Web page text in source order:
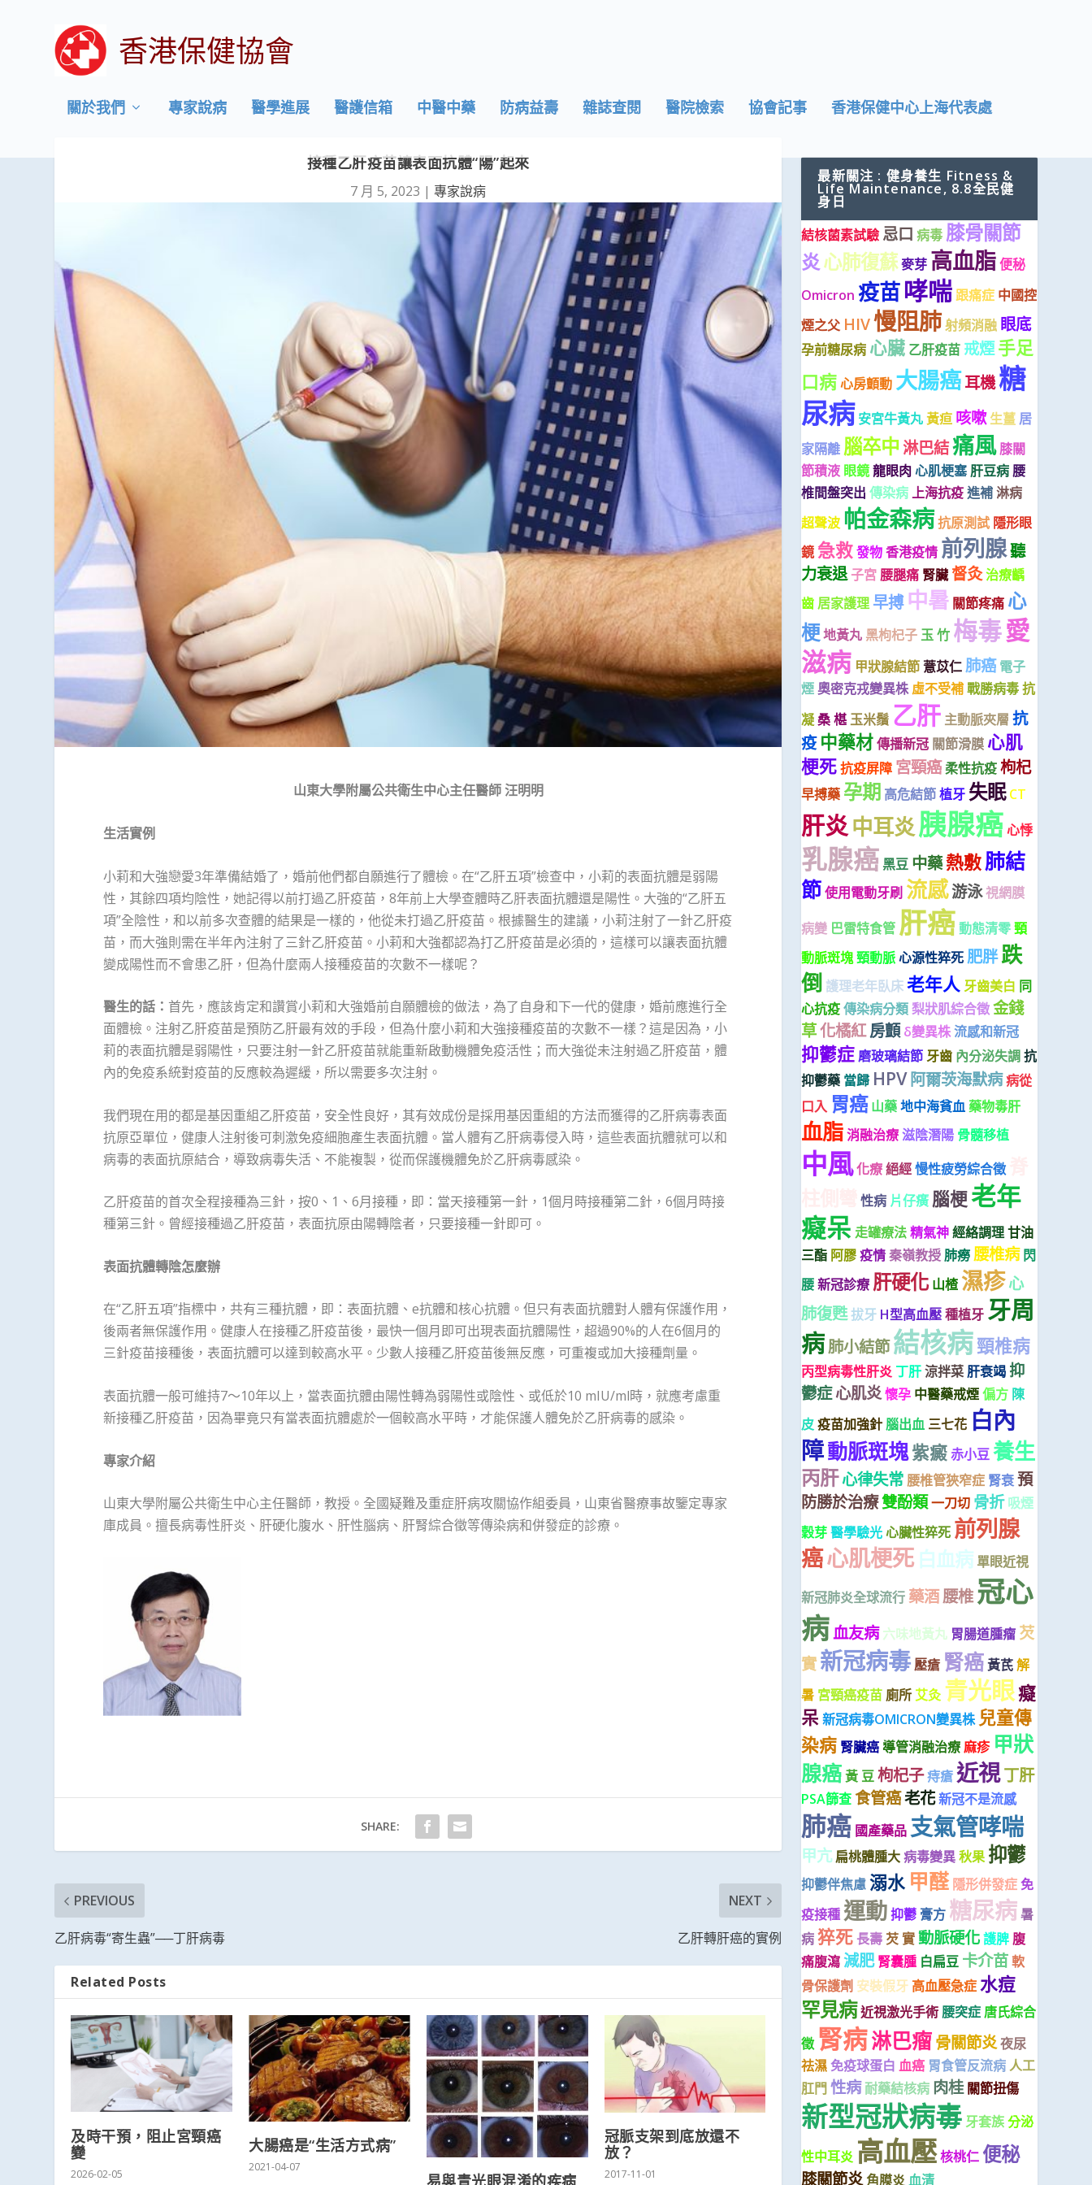
香港保健協會
關於我們 專家說病 醫學進展 醫護信箱 中醫中藥 防病益壽 雜誌查閱 醫院檢索 協會記事 香港保健中心上海代表處
接種乙肝疫苗讓表面抗體“陽”起來
7 月 5, 2023 |專家說病
山東大學附屬公共衛生中心主任醫師 汪明明
生活實例
小莉和大強戀愛3年準備結婚了，婚前他們都自願進行了體檢。在“乙肝五項”檢查中，小莉的表面抗體是弱陽
性，其餘四項均陰性，她記得以前打過乙肝疫苗，8年前上大學查體時乙肝表面抗體還是陽性。大強的“乙肝五
項”全陰性，和以前多次查體的結果是一樣的，他從未打過乙肝疫苗。根據醫生的建議，小莉注射了一針乙肝疫
苗，而大強則需在半年內注射了三針乙肝疫苗。小莉和大強都認為打乙肝疫苗是必須的，這樣可以讓表面抗體
變成陽性而不會患乙肝，但為什麼兩人接種疫苗的次數不一樣呢？
醫生的話： 首先，應該肯定和讚賞小莉和大強婚前自願體檢的做法，為了自身和下一代的健康，婚前應進行全
面體檢。注射乙肝疫苗是預防乙肝最有效的手段，但為什麼小莉和大強接種疫苗的次數不一樣？這是因為，小
莉的表面抗體是弱陽性，只要注射一針乙肝疫苗就能重新啟動機體免疫活性；而大強從未注射過乙肝疫苗，體
內的免疫系統對疫苗的反應較為遲緩，所以需要多次注射。
我們現在用的都是基因重組乙肝疫苗，安全性良好，其有效成份是採用基因重組的方法而獲得的乙肝病毒表面
抗原亞單位，健康人注射後可刺激免疫細胞產生表面抗體。當人體有乙肝病毒侵入時，這些表面抗體就可以和
病毒的表面抗原結合，導致病毒失活、不能複製，從而保護機體免於乙肝病毒感染。
乙肝疫苗的首次全程接種為三針，按0、1、6月接種，即：當天接種第一針，1個月時接種第二針，6個月時接
種第三針。曾經接種過乙肝疫苗，表面抗原由陽轉陰者，只要接種一針即可。
表面抗體轉陰怎麼辦
在“乙肝五項”指標中，共有三種抗體，即：表面抗體、e抗體和核心抗體。但只有表面抗體對人體有保護作用，
後兩者無保護作用。健康人在接種乙肝疫苗後，最快一個月即可出現表面抗體陽性，超過90%的人在6個月的
三針疫苗接種後，表面抗體可以達到較高水平。少數人接種乙肝疫苗後無反應，可重複或加大接種劑量。
表面抗體一般可維持7～10年以上，當表面抗體由陽性轉為弱陽性或陰性、或低於10 mIU/ml時，就應考慮重
新接種乙肝疫苗，因為畢竟只有當表面抗體處於一個較高水平時，才能保護人體免於乙肝病毒的感染。
專家介紹
山東大學附屬公共衛生中心主任醫師，教授。全國疑難及重症肝病攻關協作組委員，山東省醫療事故鑒定專家
庫成員。擅長病毒性肝炎、肝硬化腹水、肝性腦病、肝腎綜合徵等傳染病和併發症的診療。
SHARE:
PREVIOUS
乙肝病毒“寄生蟲”──丁肝病毒
NEXT
乙肝轉肝癌的實例
Related Posts
及時干預，阻止宮頸癌
變
2026-02-05
大腸癌是“生活方式病”
2021-04-07
冠脈支架到底放還不
放？
2017-11-01
最新關注 : 健身養生 Fitness &
Life Maintenance, 8.8全民健
身日
結核菌素試驗 忌口 病毒 膝骨關節
炎心肺復蘇麥芽 高血脂便秘
Omicron 疫苗哮喘跟痛症 中國控
煙之父 HIV慢阻肺射頻消融 眼底
孕前糖尿病 心臟 乙肝疫苗 戒煙手足
口病心房顫動 大腸癌耳機糖
尿病 安宮牛黃丸黃疸 咳嗽 生薑 居
家隔離 腦卒中淋巴結痛風 膝關
節積液 眼鏡龍眼肉心肌梗塞 肝豆病腰
椎間盤突出 傳染病上海抗疫進補淋病
超聲波 帕金森病抗原測試 隱形眼
鏡 急救發物香港疫情 前列腺聽
力衰退 子宮腰腿痛 腎臟 督灸治療齲
齒 居家護理 早搏 中暑 關節疼痛 心
梗地黃丸 黑枸杞子 玉 竹 梅毒愛
滋病 甲狀腺結節薏苡仁肺癌 電子
煙奧密克戎變異株 虛不受補戰勝病毒抗
凝桑 椹 玉米鬚 乙肝 主動脈夾層 抗
疫 中藥材傳播新冠 關節滑膜 心肌
梗死抗疫屏障 宮頸癌 柔性抗疫枸杞
早搏藥 孕期 高危結節植牙 失眠 CT
肝炎中耳炎胰腺癌心悸
乳腺癌黑豆 中藥熱敷肺結
節使用電動牙刷 流感游泳視網膜
病變 巴雷特食管 肝癌動態清零頸
動脈斑塊頸動脈心源性猝死 肥胖跌
倒 護理老年臥床老年人牙齒美白 同
心抗疫傳染病分類梨狀肌綜合徵金錢
草化橘紅房顫 δ變異株流感和新冠
抑鬱症磨玻璃結節牙齒 內分泌失調抗
抑鬱藥 當歸 HPV 阿爾茨海默病病從
口入 胃癌 山藥地中海貧血 藥物毒肝
血脂消融治療滋陰潛陽 骨髓移植
中風化療絕經慢性疲勞綜合徵
性病 片仔癀 腦梗老年
癡呆 走罐療法精氣神經絡調理甘油
三酯 阿膠疫情秦嶺教授肺癆腰椎病 閃
腰新冠診療 肝硬化 山楂 濕疹心
肺復甦拔牙 H型高血壓種植牙 牙周
病肺小結節結核病頸椎病
丙型病毒性肝炎 丁肝涼拌菜 肝衰竭抑
鬱症心肌炎懷孕 中醫藥戒煙偏方 陳
皮疫苗加強針腦出血 三七花 白內
障動脈斑塊紫癜赤小豆養生
丙肝心律失常 腰椎管狹窄症 腎衰預
防勝於治療雙酚類一刀切 骨折 吸煙
穀芽醫學驗光心臟性猝死 前列腺
癌心肌梗死 白血病 單眼近視
新冠肺炎全球流行藥酒腰椎冠心
病血友病 六味地黃丸 胃腸道腫瘤 芡
實新冠病毒壓瘡 腎癌黃芪解
暑 宮頸癌疫苗 廁所 艾灸 青光眼癡
呆新冠病毒OMICRON變異株 兒童傳
染病 腎臟癌導管消融治療麻疹 甲狀
腺癌黃 豆枸杞子痔瘡近視丁肝
PSA篩查食管癌老花新冠不是流感
肺癌 國產藥品支氣管哮喘
甲亢 扁桃體腫大病毒變異秋果 抑鬱
抑鬱伴焦慮溺水 甲醛 隱形併發症免
疫接種運動抑鬱 膏方 糖尿病暑
病猝死 長壽 芡 實動脈硬化護脾 腹
痛腹瀉 減肥 腎囊腫 白扁豆 卡介苗軟
骨保護劑 安裝假牙 高血壓急症水痘
罕見病近視激光手術腰突症 唐氏綜合
徵 腎病淋巴瘤骨關節炎夜尿
祛濕免疫球蛋白 血癌 胃食管反流病人工
肛門 性病 耐藥結核病 肉桂 關節扭傷
新型冠狀病毒 牙套族分泌
性中耳炎 高血壓核桃仁 便秘
膝關節炎 角膜炎血清